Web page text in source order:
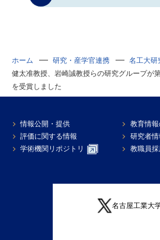
ホーム 研究・産学官連携 名工大研
健太准教授、岩崎誠教授らの研究グループが
を受賞しました
情報公開・提供
教育情
評価に関する情報
研究者情
学術機関リポジトリ
教職員
名古屋工業大